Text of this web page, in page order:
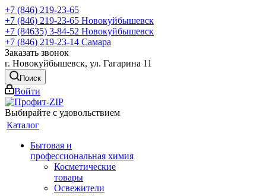
+7 (846) 219-23-65
+7 (846) 219-23-65 Новокуйбышевск
+7 (84635) 3-84-52 Новокуйбышевск
+7 (846) 219-23-14 Самара
Заказать звонок
г. Новокуйбышевск, ул. Гагарина 11
Поиск
Войти
Выбирайте с удовольствием
Каталог
Бытовая и
профессиональная химия
Косметические
товары
Освежители